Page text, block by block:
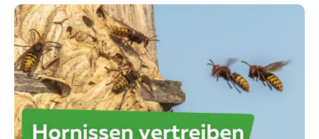
werden. Sticht sie zu, ist ihr Gift zwar deutlich ...